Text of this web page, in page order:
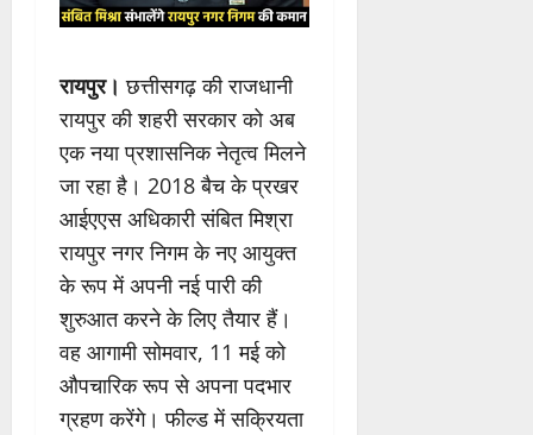
रायपुर। छत्तीसगढ़ की राजधानी
रायपुर की शहरी सरकार को अब
एक नया प्रशासनिक नेतृत्व मिलने
जा रहा है। 2018 बैच के प्रखर
आईएएस अधिकारी संबित मिश्रा
रायपुर नगर निगम के नए आयुक्त
के रूप में अपनी नई पारी की
शुरुआत करने के लिए तैयार हैं।
वह आगामी सोमवार, 11 मई को
औपचारिक रूप से अपना पदभार
ग्रहण करेंगे। फील्ड में सक्रियता